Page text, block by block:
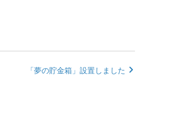
「夢の貯金箱」設置しました